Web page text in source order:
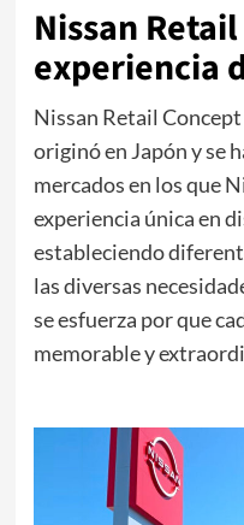
Nissan
experiencia
Nissan Retail
originó en Japón y se
mercados en los que
experiencia única en
estableciendo
las diversas
se esfuerza por que
memorable y